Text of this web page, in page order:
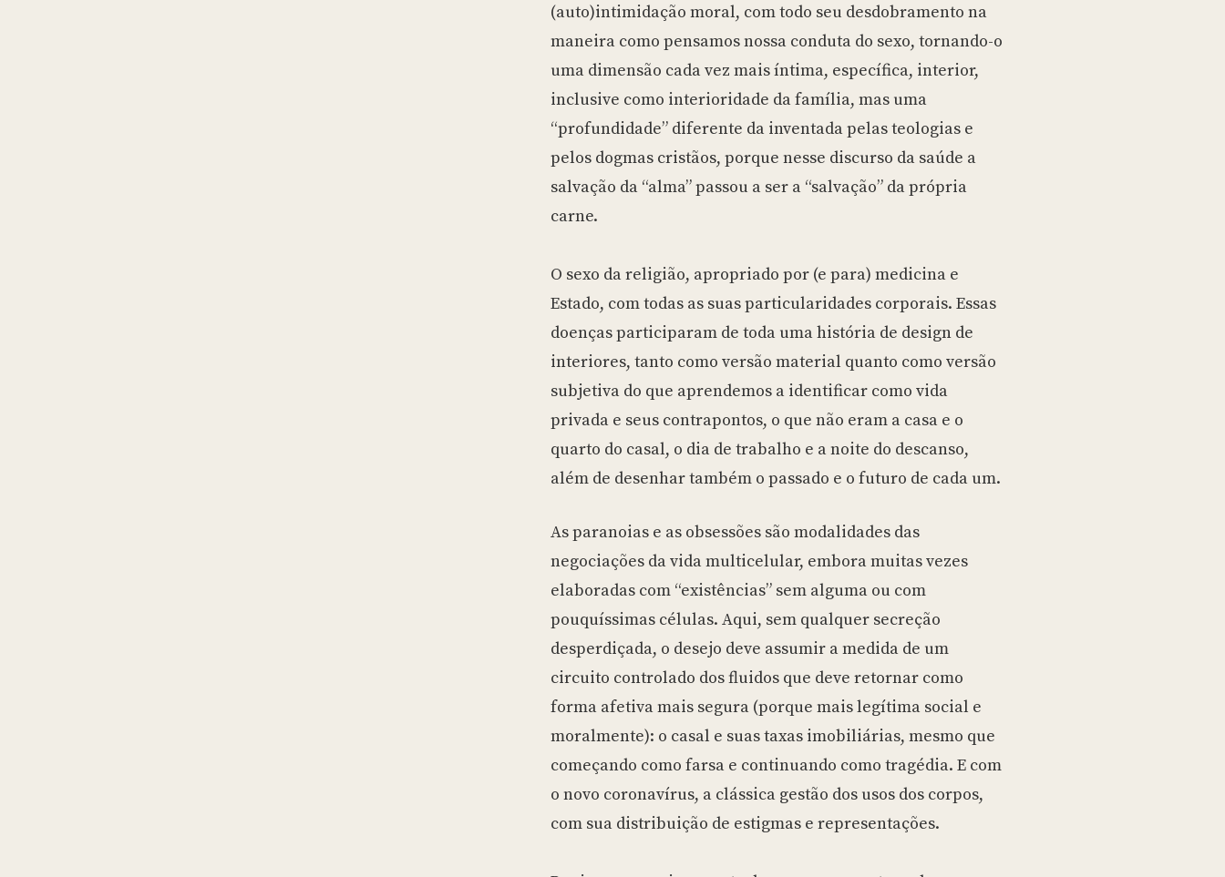
(auto)intimidação moral, com todo seu desdobramento na
maneira como pensamos nossa conduta do sexo, tornando-o
uma dimensão cada vez mais íntima, específica, interior,
inclusive como interioridade da família, mas uma
“profundidade” diferente da inventada pelas teologias e
pelos dogmas cristãos, porque nesse discurso da saúde a
salvação da “alma” passou a ser a “salvação” da própria
carne.
O sexo da religião, apropriado por (e para) medicina e
Estado, com todas as suas particularidades corporais. Essas
doenças participaram de toda uma história de design de
interiores, tanto como versão material quanto como versão
subjetiva do que aprendemos a identificar como vida
privada e seus contrapontos, o que não eram a casa e o
quarto do casal, o dia de trabalho e a noite do descanso,
além de desenhar também o passado e o futuro de cada um.
As paranoias e as obsessões são modalidades das
negociações da vida multicelular, embora muitas vezes
elaboradas com “existências” sem alguma ou com
pouquíssimas células. Aqui, sem qualquer secreção
desperdiçada, o desejo deve assumir a medida de um
circuito controlado dos fluidos que deve retornar como
forma afetiva mais segura (porque mais legítima social e
moralmente): o casal e suas taxas imobiliárias, mesmo que
começando como farsa e continuando como tragédia. E com
o novo coronavírus, a clássica gestão dos usos dos corpos,
com sua distribuição de estigmas e representações.